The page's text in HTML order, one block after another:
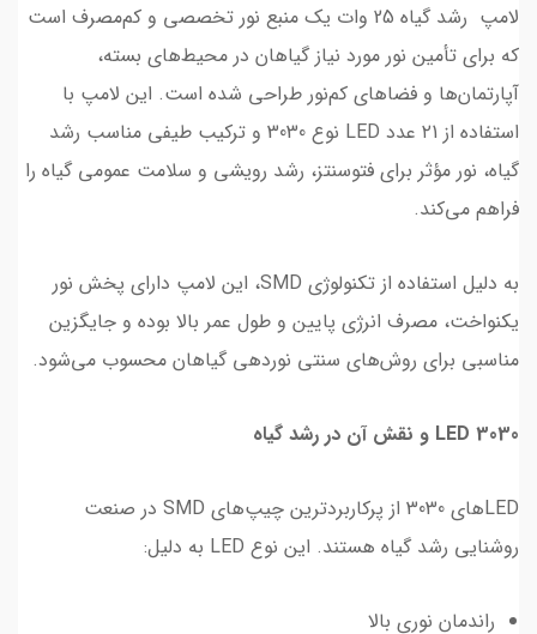
لامپ رشد گیاه 25 وات یک منبع نور تخصصی و کم‌مصرف است
که برای تأمین نور مورد نیاز گیاهان در محیط‌های بسته،
آپارتمان‌ها و فضاهای کم‌نور طراحی شده است. این لامپ با
استفاده از ۲1 عدد LED نوع 3030 و ترکیب طیفی مناسب رشد
گیاه، نور مؤثر برای فتوسنتز، رشد رویشی و سلامت عمومی گیاه را
فراهم می‌کند.
به دلیل استفاده از تکنولوژی SMD، این لامپ دارای پخش نور
یکنواخت، مصرف انرژی پایین و طول عمر بالا بوده و جایگزین
مناسبی برای روش‌های سنتی نوردهی گیاهان محسوب می‌شود.
LED 3030 و نقش آن در رشد گیاه
LEDهای 3030 از پرکاربردترین چیپ‌های SMD در صنعت
روشنایی رشد گیاه هستند. این نوع LED به دلیل:
راندمان نوری بالا